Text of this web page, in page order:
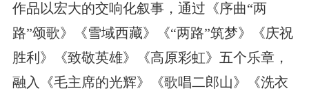
作品以宏大的交响化叙事，通过《序曲“两
路”颂歌》《雪域西藏》《“两路”筑梦》《庆祝
胜利》《致敬英雄》《高原彩虹》五个乐章，
融入《毛主席的光辉》《歌唱二郎山》《洗衣